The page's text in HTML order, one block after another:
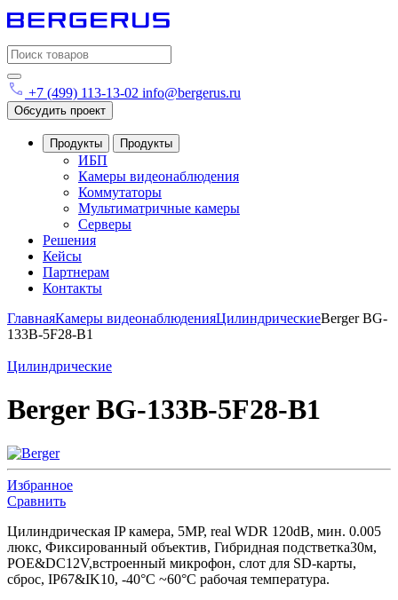
Search
for:
+7 (499) 113-13-02 info@bergerus.ru
Обсудить проект
Продукты Продукты
ИБП
Камеры видеонаблюдения
Коммутаторы
Мультиматричные камеры
Серверы
Решения
Кейсы
Партнерам
Контакты
ГлавнаяКамеры видеонаблюденияЦилиндрическиеBerger BG-
133B-5F28-B1
Цилиндрические
Berger BG-133B-5F28-B1
Избранное
Сравнить
Цилиндрическая IP камера, 5MP, real WDR 120dB, мин. 0.005
люкс, Фиксированный объектив, Гибридная подстветка30м,
POE&DC12V,встроенный микрофон, слот для SD-карты,
сброс, IP67&IK10, -40°C ~60°C рабочая температура.